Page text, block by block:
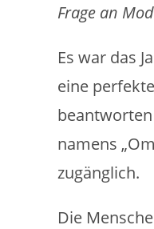
Frage an
Es war das
eine
namens
zugänglich.
Die